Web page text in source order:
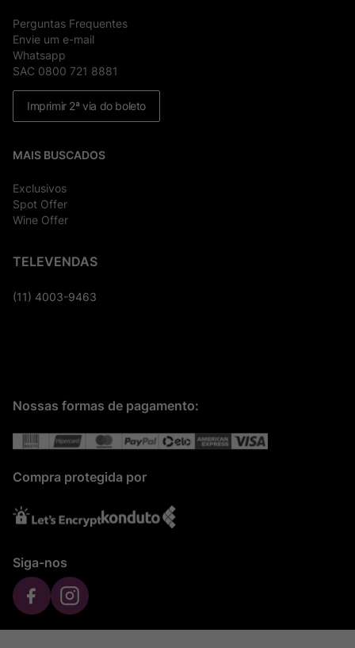
Perguntas Frequentes
Envie um e-mail
Whatsapp
SAC 0800 721 8881
Imprimir 2ª via do boleto
MAIS BUSCADOS
Exclusivos
Spot Offer
Wine Offer
TELEVENDAS
(11) 4003-9463
Nossas formas de pagamento:
Compra protegida por
Siga-nos